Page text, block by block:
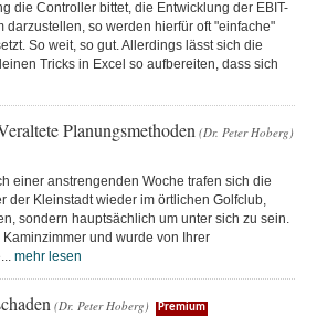
die Controller bittet, die Entwicklung der EBIT-
darzustellen, so werden hierfür oft "einfache"
So weit, so gut. Allerdings lässt sich die
Tricks in Excel so aufbereiten, dass sich
Planungsmethoden (Dr. Peter Hoberg)
einer anstrengenden Woche trafen sich die
der Kleinstadt wieder im örtlichen Golfclub,
sondern hauptsächlich um unter sich zu sein.
und wurde von Ihrer
mehr lesen
(Dr. Peter Hoberg) Premium